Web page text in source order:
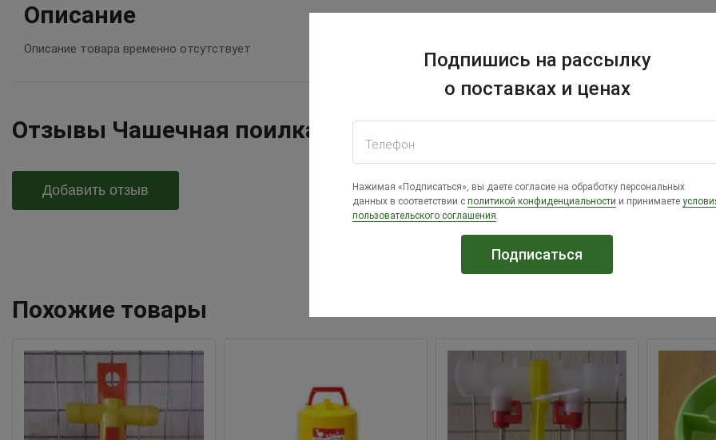
Описание
Описание товара временно отсутствует
Отзывы Чашечная поилка с креплением на сетку для с/х
Добавить отзыв
Похожие товары
Подпишись на рассылку
о поставках и ценах
Телефон
Нажимая «Подписаться», вы даете согласие на обработку персональных
данных в соответствии с политикой конфиденциальности и принимаете
пользовательского соглашения